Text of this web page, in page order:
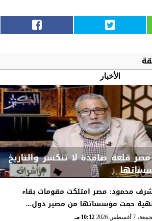
الأخبار
قلعة صامدة لا تنكسر والتاريخ
مـ
محمود: مصر امتلكت مقومات بقاء
حمت مؤسساتها من مصير دول...
7 أغسطس 2026 10:12 مـ